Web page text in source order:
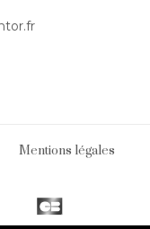
Mentions légales